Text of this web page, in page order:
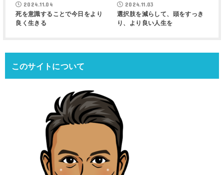
2024.11.04
死を意識することで今日をより
良く生きる
2024.11.03
選択肢を減らして、頭をすっき
り、より良い人生を
このサイトについて